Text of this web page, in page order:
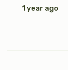
1 year ago